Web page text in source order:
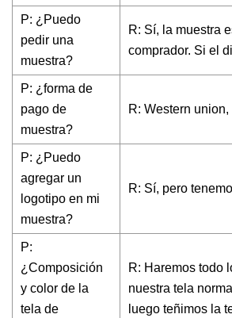
P: ¿Puedo
pedir una
muestra?
R: Sí, la muestra
comprador. Si el
P: ¿forma de
pago de
muestra?
R: Western
P: ¿Puedo
agregar un
logotipo en mi
muestra?
R: Sí, pero
P:
¿Composición
y color de la
tela de
R: Haremos todo
nuestra tela
luego teñimos la